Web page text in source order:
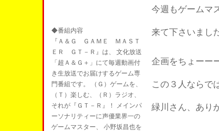
◆番組内容
『Ａ＆Ｇ ＧＡＭＥ ＭＡＳＴ
ＥＲ ＧＴ－Ｒ』は、 文化放送
「超Ａ＆Ｇ＋」にて毎週動画付
き生放送でお届けするゲーム専
門番組です。 （Ｇ）ゲームを、
（Ｔ）楽しむ、（Ｒ）ラジオ、
それが『ＧＴ－Ｒ』！ メインパ
ーソナリティーに声優業界一の
ゲームマスター、 小野坂昌也を
今週もゲームマ
来て下さいまし
企画をちょーー
この３人ならで
緑川さん、あり